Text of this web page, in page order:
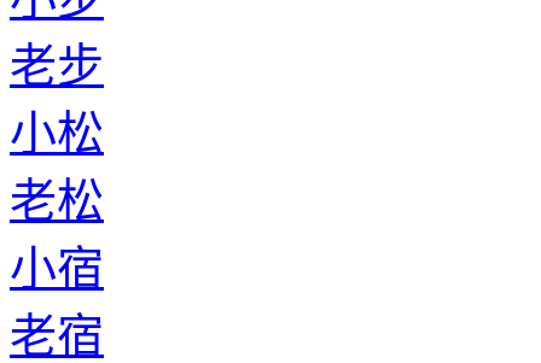
老步
小松
老松
小宿
老宿